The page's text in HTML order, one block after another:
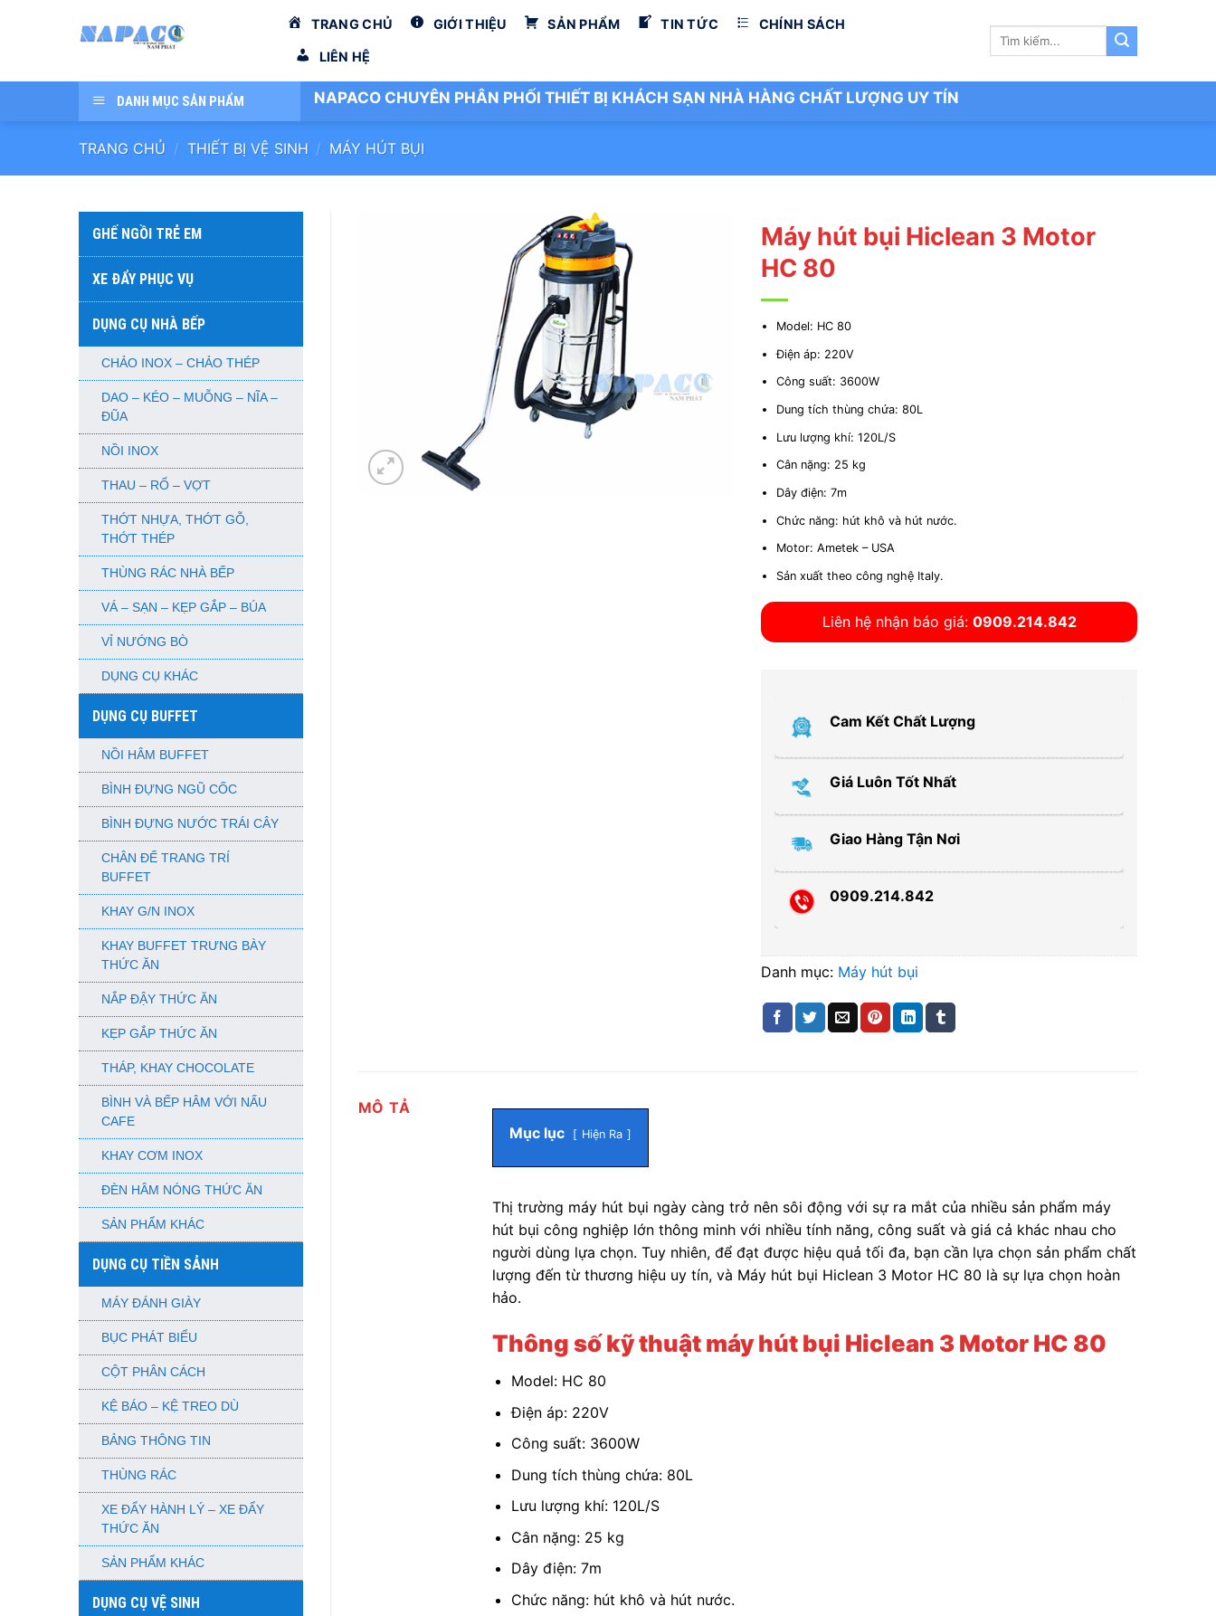
dung
TRANG CHỦ GIỚI THIỆU SẢN PHẨM TIN TỨC CHÍNH SÁCH
LIÊN HỆ
Tìm
DANH MỤC SẢN PHẨM NAPACO CHUYÊN PHÂN PHỐI THIẾT BỊ KHÁCH SẠN NHÀ HÀNG CHẤT LƯỢNG UY TÍN
TRANG CHỦ / THIẾT BỊ VỆ SINH / MÁY HÚT BỤI
GHẾ NGỒI TRẺ EM
XE ĐẨY PHỤC VỤ
DỤNG CỤ NHÀ BẾP
CHẢO INOX – CHẢO THÉP
DAO – KÉO – MUỖNG – NĨA –
ĐŨA
NỒI INOX
THAU – RỔ – VỢT
THỚT NHỰA, THỚT GỖ,
THỚT THÉP
THÙNG RÁC NHÀ BẾP
VÁ – SẠN – KẸP GẮP – BÚA
VỈ NƯỚNG BÒ
DỤNG CỤ KHÁC
DỤNG CỤ BUFFET
NỒI HÂM BUFFET
BÌNH ĐỰNG NGŨ CỐC
BÌNH ĐỰNG NƯỚC TRÁI CÂY
CHÂN ĐẾ TRANG TRÍ
BUFFET
KHAY G/N INOX
KHAY BUFFET TRƯNG BÀY
THỨC ĂN
NẮP ĐẬY THỨC ĂN
KẸP GẮP THỨC ĂN
THÁP, KHAY CHOCOLATE
BÌNH VÀ BẾP HÂM VỚI NẤU
CAFE
KHAY CƠM INOX
ĐÈN HÂM NÓNG THỨC ĂN
SẢN PHẨM KHÁC
DỤNG CỤ TIỀN SẢNH
MÁY ĐÁNH GIÀY
BỤC PHÁT BIỂU
CỘT PHÂN CÁCH
KỆ BÁO – KỆ TREO DÙ
BẢNG THÔNG TIN
THÙNG RÁC
XE ĐẨY HÀNH LÝ – XE ĐẨY
THỨC ĂN
SẢN PHẨM KHÁC
DỤNG CỤ VỆ SINH
Máy hút bụi Hiclean 3 Motor
HC 80
Model: HC 80
Điện áp: 220V
Công suất: 3600W
Dung tích thùng chứa: 80L
Lưu lượng khí: 120L/S
Cân nặng: 25 kg
Dây điện: 7m
Chức năng: hút khô và hút nước.
Motor: Ametek – USA
Sản xuất theo công nghệ Italy.
Liên hệ nhận báo giá: 0909.214.842
Cam Kết Chất Lượng
Giá Luôn Tốt Nhất
Giao Hàng Tận Nơi
0909.214.842
Danh mục: Máy hút bụi
MÔ TẢ
Mục lục
Hiện Ra
Thị trường máy hút bụi ngày càng trở nên sôi động với sự ra mắt của nhiều sản phẩm máy
hút bụi công nghiệp lớn thông minh với nhiều tính năng, công suất và giá cả khác nhau cho
người dùng lựa chọn. Tuy nhiên, để đạt được hiệu quả tối đa, bạn cần lựa chọn sản phẩm chất
lượng đến từ thương hiệu uy tín, và Máy hút bụi Hiclean 3 Motor HC 80 là sự lựa chọn hoàn
hảo.
Thông số kỹ thuật máy hút bụi Hiclean 3 Motor HC 80
Model: HC 80
Điện áp: 220V
Công suất: 3600W
Dung tích thùng chứa: 80L
Lưu lượng khí: 120L/S
Cân nặng: 25 kg
Dây điện: 7m
Chức năng: hút khô và hút nước.